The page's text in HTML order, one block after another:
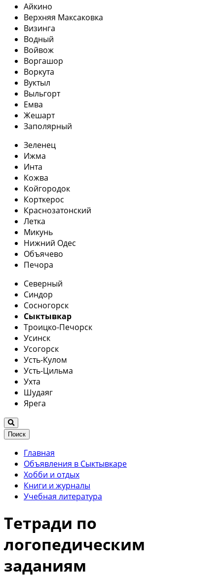
Айкино
Верхняя Максаковка
Визинга
Водный
Войвож
Воргашор
Воркута
Вуктыл
Выльгорт
Емва
Жешарт
Заполярный
Зеленец
Ижма
Инта
Кожва
Койгородок
Корткерос
Краснозатонский
Летка
Микунь
Нижний Одес
Объячево
Печора
Северный
Синдор
Сосногорск
Сыктывкар
Троицко-Печорск
Усинск
Усогорск
Усть-Кулом
Усть-Цильма
Ухта
Шудаяг
Ярега
Поиск
Главная
Объявления в Сыктывкаре
Хобби и отдых
Книги и журналы
Учебная литература
Тетради по
логопедическим
заданиям